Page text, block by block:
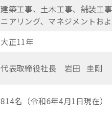
建築工事、土木工事、舗装工
ニアリング、マネジメントお
大正11年
代表取締役社長 岩田 圭剛
814名（令和6年4月1日現在）